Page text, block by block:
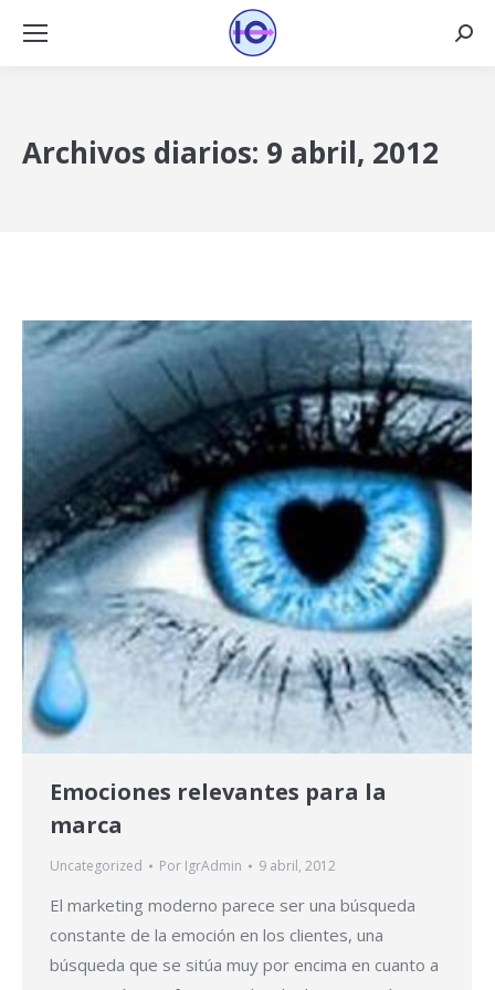
Archivos diarios: 9 abril, 2012
Emociones relevantes para la
marca
Uncategorized Por IgrAdmin 9 abril, 2012
El marketing moderno parece ser una búsqueda
constante de la emoción en los clientes, una
búsqueda que se sitúa muy por encima en cuanto a